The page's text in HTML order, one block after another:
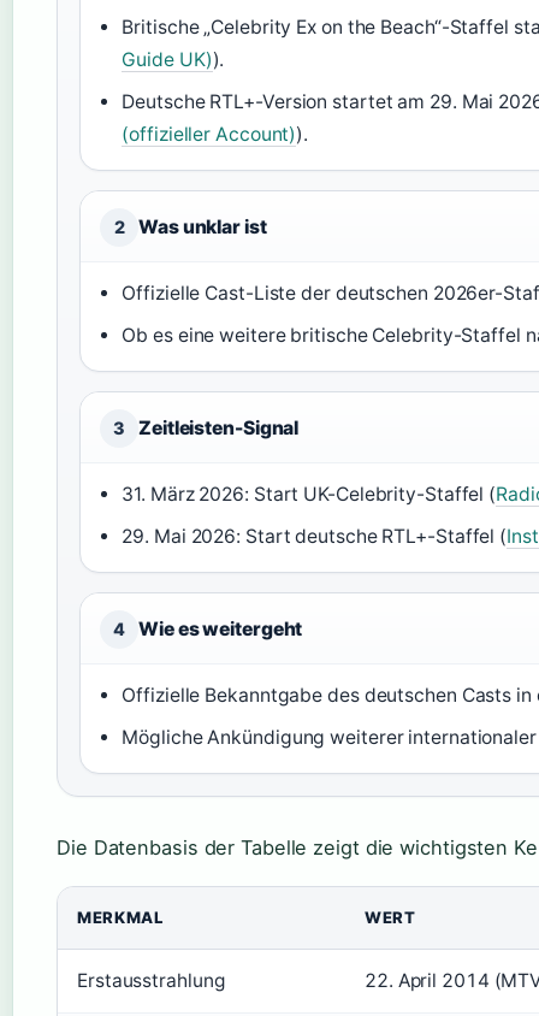
Britische „Celebrity Ex on the Beach“-Staffel
Guide UK)).
Deutsche RTL+-Version startet am 29. Mai
(offizieller Account)).
2 Was unklar ist
Offizielle Cast-Liste der deutschen 2026er-
Ob es eine weitere britische Celebrity-Staffel
3 Zeitleisten-Signal
31. März 2026: Start UK-Celebrity-Staffel (
29. Mai 2026: Start deutsche RTL+-Staffel (
4 Wie es weitergeht
Offizielle Bekanntgabe des deutschen Casts
Mögliche Ankündigung weiterer
Die Datenbasis der Tabelle zeigt die wichtigsten
MERKMAL WERT
Erstausstrahlung 22. April 2014